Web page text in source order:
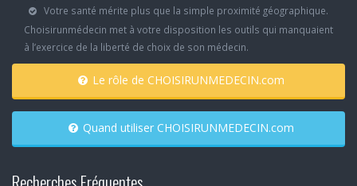
Votre santé mérite plus que la simple proximité géographique.
Choisirunmédecin met à votre disposition les outils qui manquaient
à l’exercice de la liberté de choix de son médecin.
Le rôle de CHOISIRUNMEDECIN.com
Quand utiliser CHOISIRUNMEDECIN.com